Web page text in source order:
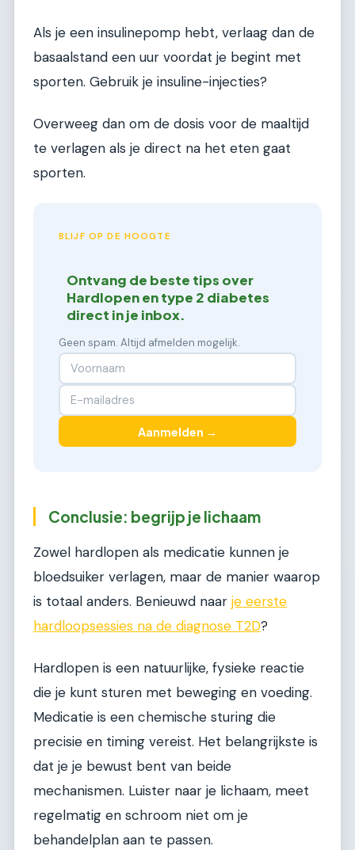
Als je een insulinepomp hebt, verlaag dan de
basaalstand een uur voordat je begint met
sporten. Gebruik je insuline-injecties?
Overweeg dan om de dosis voor de maaltijd
te verlagen als je direct na het eten gaat
sporten.
BLIJF OP DE HOOGTE
Ontvang de beste tips over
Hardlopen en type 2 diabetes
direct in je inbox.
Geen spam. Altijd afmelden mogelijk.
Aanmelden →
Conclusie: begrijp je lichaam
Zowel hardlopen als medicatie kunnen je
bloedsuiker verlagen, maar de manier waarop
is totaal anders. Benieuwd naar je eerste
hardloopsessies na de diagnose T2D?
Hardlopen is een natuurlijke, fysieke reactie
die je kunt sturen met beweging en voeding.
Medicatie is een chemische sturing die
precisie en timing vereist. Het belangrijkste is
dat je je bewust bent van beide
mechanismen. Luister naar je lichaam, meet
regelmatig en schroom niet om je
behandelplan aan te passen.